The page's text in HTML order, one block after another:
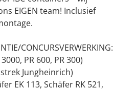
EIGEN team! Inclusief
CONCURSVERWERKING:
PR 600, PR 300)
Jungheinrich)
EK 113, Schäfer RK 521,